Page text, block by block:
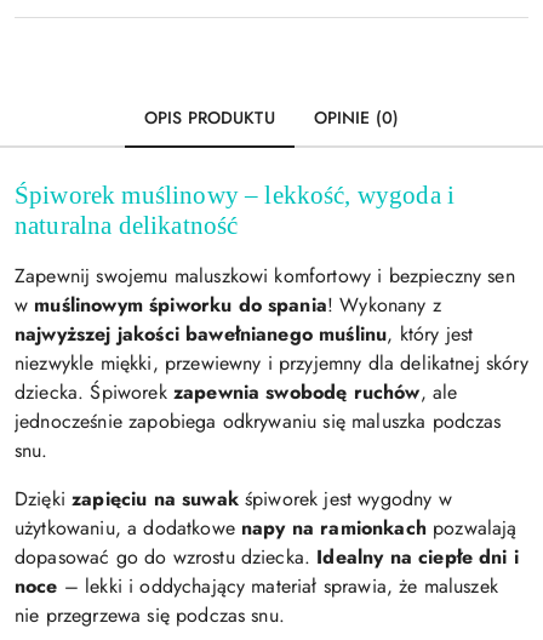
dostawa
OPIS PRODUKTU OPINIE (0)
Śpiworek muślinowy – lekkość, wygoda i
naturalna delikatność
Zapewnij swojemu maluszkowi komfortowy i bezpieczny sen
w muślinowym śpiworku do spania! Wykonany z
najwyższej jakości bawełnianego muślinu, który jest
niezwykle miękki, przewiewny i przyjemny dla delikatnej skóry
dziecka. Śpiworek zapewnia swobodę ruchów, ale
jednocześnie zapobiega odkrywaniu się maluszka podczas
snu.
Dziękizapięciu na suwakśpiworek jest wygodny w
użytkowaniu, a dodatkowe napy na ramionkachpozwalają
dopasować go do wzrostu dziecka. Idealny na ciepłe dni i
noce – lekki i oddychający materiał sprawia, że maluszek
nie przegrzewa się podczas snu.